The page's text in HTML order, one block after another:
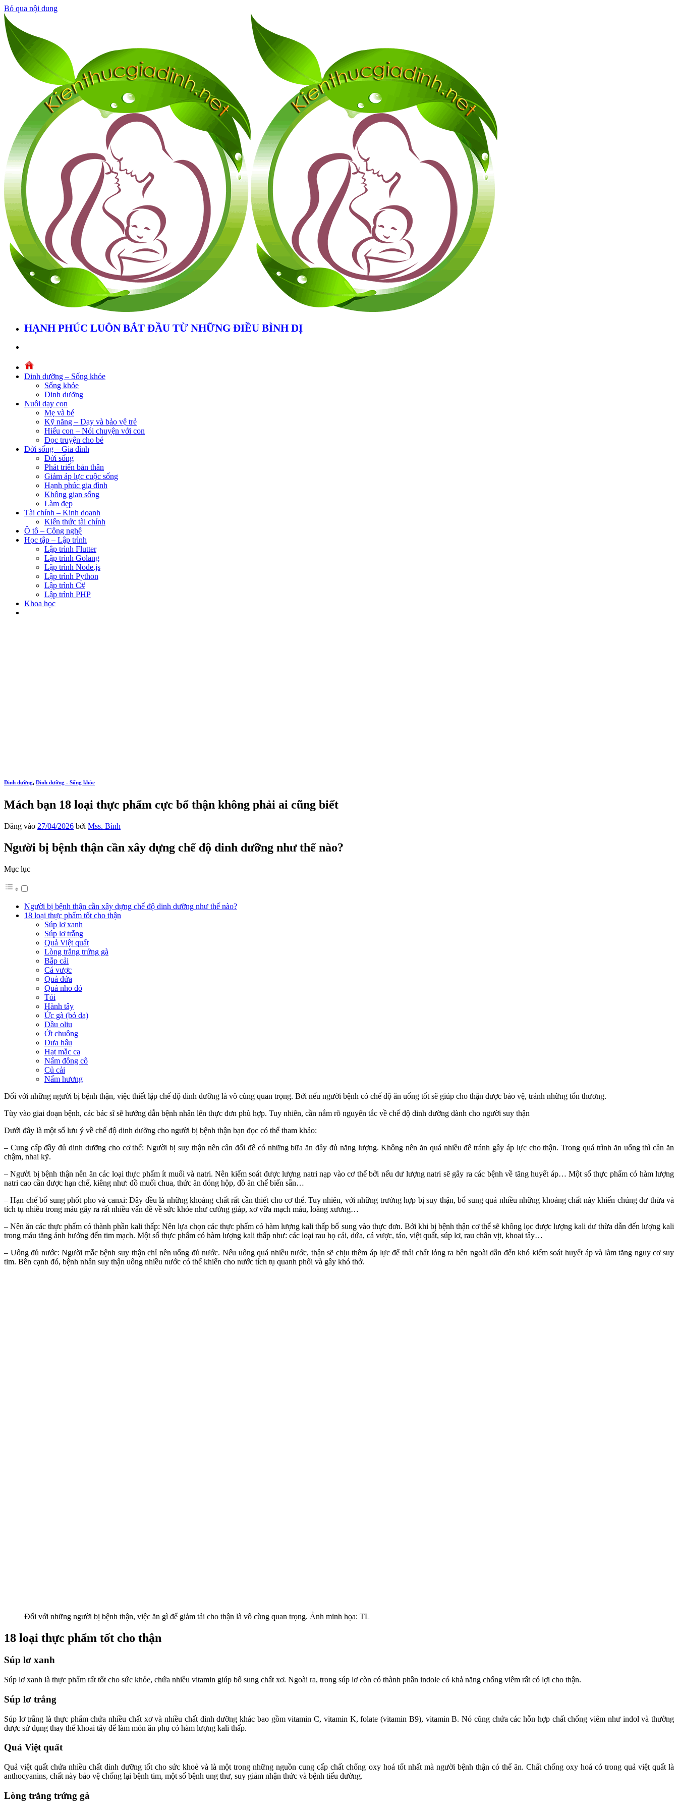
Bỏ qua nội dung
HẠNH PHÚC LUÔN BẮT ĐẦU TỪ NHỮNG ĐIỀU BÌNH DỊ
Dinh dưỡng – Sống khỏe
Sống khỏe
Dinh dưỡng
Nuôi dạy con
Mẹ và bé
Kỹ năng – Dạy và bảo vệ trẻ
Hiểu con – Nói chuyện với con
Đọc truyện cho bé
Đời sống – Gia đình
Đời sống
Phát triển bản thân
Giảm áp lực cuộc sống
Hạnh phúc gia đình
Không gian sống
Làm đẹp
Tài chính – Kinh doanh
Kiến thức tài chính
Ô tô – Công nghệ
Học tập – Lập trình
Lập trình Flutter
Lập trình Golang
Lập trình Node.js
Lập trình Python
Lập trình C#
Lập trình PHP
Khoa học
Dinh dưỡng, Dinh dưỡng - Sống khỏe
Mách bạn 18 loại thực phẩm cực bổ thận không phải ai cũng biết
Đăng vào 27/04/2026 bởi Mss. Bình
Người bị bệnh thận cần xây dựng chế độ dinh dưỡng như thế nào?
Mục lục
Người bị bệnh thận cần xây dựng chế độ dinh dưỡng như thế nào?
18 loại thực phẩm tốt cho thận
Súp lơ xanh
Súp lơ trắng
Quả Việt quất
Lòng trắng trứng gà
Bắp cải
Cá vược
Quả dứa
Quả nho đỏ
Tỏi
Hành tây
Ức gà (bỏ da)
Dầu oliu
Ớt chuông
Dưa hấu
Hạt mắc ca
Nấm đông cô
Củ cải
Nấm hương
Đối với những người bị bệnh thận, việc thiết lập chế độ dinh dưỡng là vô cùng quan trọng. Bởi nếu người bệnh có chế độ ăn uống tốt sẽ giúp cho thận được bảo vệ, tránh những tổn thương.
Tùy vào giai đoạn bệnh, các bác sĩ sẽ hướng dẫn bệnh nhân lên thực đơn phù hợp. Tuy nhiên, cần nắm rõ nguyên tắc về chế độ dinh dưỡng dành cho người suy thận
Dưới đây là một số lưu ý về chế độ dinh dưỡng cho người bị bệnh thận bạn đọc có thể tham khảo:
– Cung cấp đầy đủ dinh dưỡng cho cơ thể: Người bị suy thận nên cân đối để có những bữa ăn đầy đủ năng lượng. Không nên ăn quá nhiều để tránh gây áp lực cho thận. Trong quá trình ăn uống thì cần ăn
chậm, nhai kỹ.
– Người bị bệnh thận nên ăn các loại thực phẩm ít muối và natri. Nên kiểm soát được lượng natri nạp vào cơ thể bởi nếu dư lượng natri sẽ gây ra các bệnh về tăng huyết áp… Một số thực phẩm có hàm lượng
natri cao cần được hạn chế, kiêng như: đồ muối chua, thức ăn đóng hộp, đồ ăn chế biến sẵn…
– Hạn chế bổ sung phốt pho và canxi: Đây đều là những khoáng chất rất cần thiết cho cơ thể. Tuy nhiên, với những trường hợp bị suy thận, bổ sung quá nhiều những khoáng chất này khiến chúng dư thừa và
tích tụ nhiều trong máu gây ra rất nhiều vấn đề về sức khỏe như cường giáp, xơ vữa mạch máu, loãng xương…
– Nên ăn các thực phẩm có thành phần kali thấp: Nên lựa chọn các thực phẩm có hàm lượng kali thấp bổ sung vào thực đơn. Bởi khi bị bệnh thận cơ thể sẽ không lọc được lượng kali dư thừa dẫn đến lượng kali
trong máu tăng ảnh hưởng đến tim mạch. Một số thực phẩm có hàm lượng kali thấp như: các loại rau họ cải, dứa, cá vược, táo, việt quất, súp lơ, rau chân vịt, khoai tây…
– Uống đủ nước: Người mắc bệnh suy thận chỉ nên uống đủ nước. Nếu uống quá nhiều nước, thận sẽ chịu thêm áp lực để thải chất lỏng ra bên ngoài dẫn đến khó kiểm soát huyết áp và làm tăng nguy cơ suy
tim. Bên cạnh đó, bệnh nhân suy thận uống nhiều nước có thể khiến cho nước tích tụ quanh phổi và gây khó thở.
Đối với những người bị bệnh thận, việc ăn gì để giảm tải cho thận là vô cùng quan trọng. Ảnh minh họa: TL
18 loại thực phẩm tốt cho thận
Súp lơ xanh
Súp lơ xanh là thực phẩm rất tốt cho sức khỏe, chứa nhiều vitamin giúp bổ sung chất xơ. Ngoài ra, trong súp lơ còn có thành phần indole có khả năng chống viêm rất có lợi cho thận.
Súp lơ trắng
Súp lơ trắng là thực phẩm chứa nhiều chất xơ và nhiều chất dinh dưỡng khác bao gồm vitamin C, vitamin K, folate (vitamin B9), vitamin B. Nó cũng chứa các hỗn hợp chất chống viêm như indol và thường
được sử dụng thay thế khoai tây để làm món ăn phụ có hàm lượng kali thấp.
Quả Việt quất
Quả việt quất chứa nhiều chất dinh dưỡng tốt cho sức khoẻ và là một trong những nguồn cung cấp chất chống oxy hoá tốt nhất mà người bệnh thận có thể ăn. Chất chống oxy hoá có trong quả việt quất là
anthocyanins, chất này bảo vệ chống lại bệnh tim, một số bệnh ung thư, suy giảm nhận thức và bệnh tiểu đường.
Lòng trắng trứng gà